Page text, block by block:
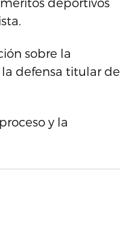
sobre la
defensa titular de
y la